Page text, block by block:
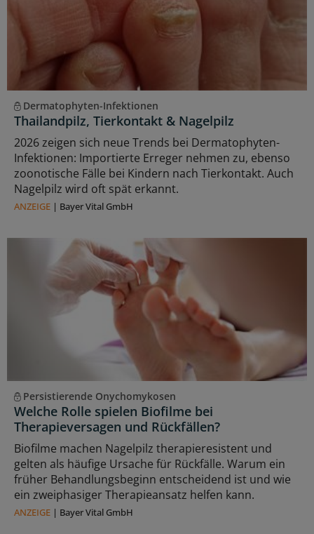
Dermatophyten-Infektionen
Thailandpilz, Tierkontakt & Nagelpilz
2026 zeigen sich neue Trends bei Dermatophyten-
Infektionen: Importierte Erreger nehmen zu, ebenso
zoonotische Fälle bei Kindern nach Tierkontakt. Auch
Nagelpilz wird oft spät erkannt.
ANZEIGE | Bayer Vital GmbH
Persistierende Onychomykosen
Welche Rolle spielen Biofilme bei
Therapieversagen und Rückfällen?
Biofilme machen Nagelpilz therapieresistent und
gelten als häufige Ursache für Rückfälle. Warum ein
früher Behandlungsbeginn entscheidend ist und wie
ein zweiphasiger Therapieansatz helfen kann.
ANZEIGE | Bayer Vital GmbH